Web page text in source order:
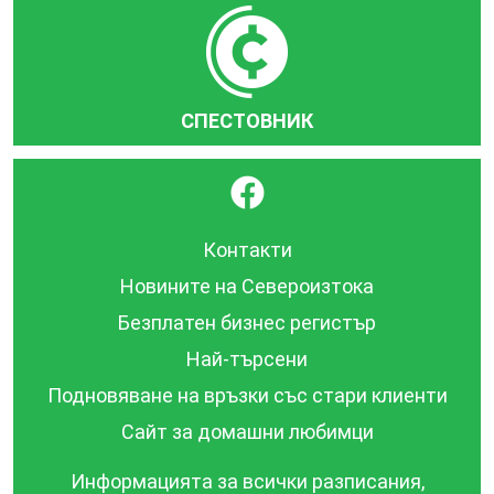
СПЕСТОВНИК
}
Контакти
Новините на Североизтока
Безплатен бизнес регистър
Най-търсени
Подновяване на връзки със стари клиенти
Сайт за домашни любимци
Информацията за всички разписания,